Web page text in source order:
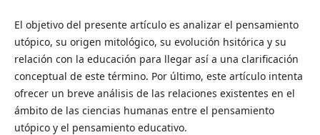
El objetivo del presente artículo es analizar el pensamiento
utópico, su origen mitológico, su evolución hsitórica y su
relación con la educación para llegar así a una clarificación
conceptual de este término. Por último, este artículo intenta
ofrecer un breve análisis de las relaciones existentes en el
ámbito de las ciencias humanas entre el pensamiento
utópico y el pensamiento educativo.